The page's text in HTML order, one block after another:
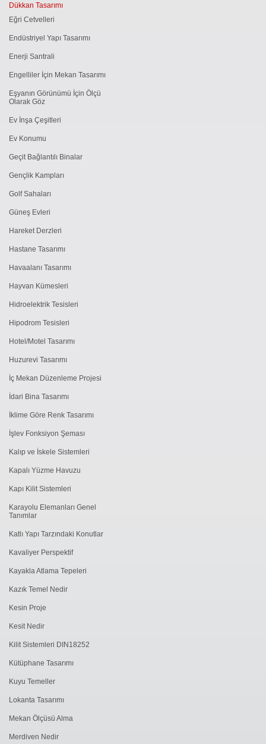
Dükkan Tasarımı
Eğri Cetvelleri
Endüstriyel Yapı Tasarımı
Enerji Santrali
Engelliler İçin Mekan Tasarımı
Eşyanın Görünümü İçin Ölçü
Olarak Göz
Ev İnşa Çeşitleri
Ev Konumu
Geçit Bağlantılı Binalar
Gençlik Kampları
Golf Sahaları
Güneş Evleri
Hareket Derzleri
Hastane Tasarımı
Havaalanı Tasarımı
Hayvan Kümesleri
Hidroelektrik Tesisleri
Hipodrom Tesisleri
Hotel/Motel Tasarımı
Huzurevi Tasarımı
İç Mekan Düzenleme Projesi
İdari Bina Tasarımı
İklime Göre Renk Tasarımı
İşlev Fonksiyon Şeması
Kalıp ve İskele Sistemleri
Kapalı Yüzme Havuzu
Kapı Kilit Sistemleri
Karayolu Elemanları Genel
Tanımlar
Katlı Yapı Tarzındaki Konutlar
Kavaliyer Perspektif
Kayakla Atlama Tepeleri
Kazık Temel Nedir
Kesin Proje
Kesit Nedir
Kilit Sistemleri DIN18252
Kütüphane Tasarımı
Kuyu Temeller
Lokanta Tasarımı
Mekan Ölçüsü Alma
Merdiven Nedir